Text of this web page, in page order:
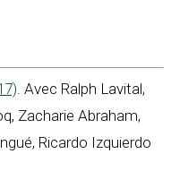
. Avec Ralph Lavital,
Zacharie Abraham,
Ricardo Izquierdo